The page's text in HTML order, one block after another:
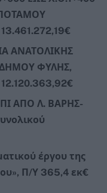
ΑΝΑΤΟΛΙΚΗΣ
ΦΥΛΗΣ,
ΑΠΟ Λ. ΒΑΡΗΣ-
έργου της
Π/Υ 365,4 εκ€